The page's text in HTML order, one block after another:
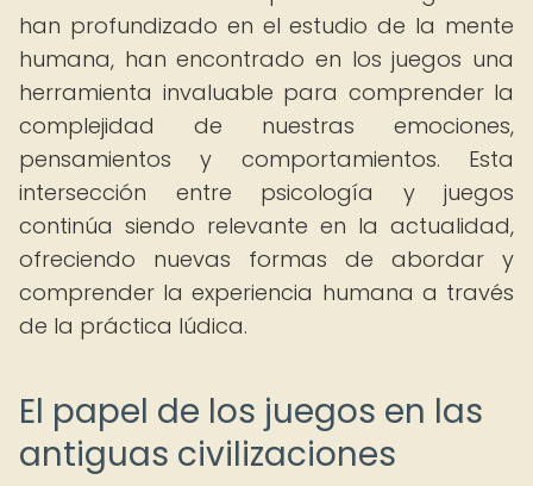
han profundizado en el estudio de la mente
humana, han encontrado en los juegos una
herramienta invaluable para comprender la
complejidad de nuestras emociones,
pensamientos y comportamientos. Esta
intersección entre psicología y juegos
continúa siendo relevante en la actualidad,
ofreciendo nuevas formas de abordar y
comprender la experiencia humana a través
de la práctica lúdica.
El papel de los juegos en las
antiguas civilizaciones